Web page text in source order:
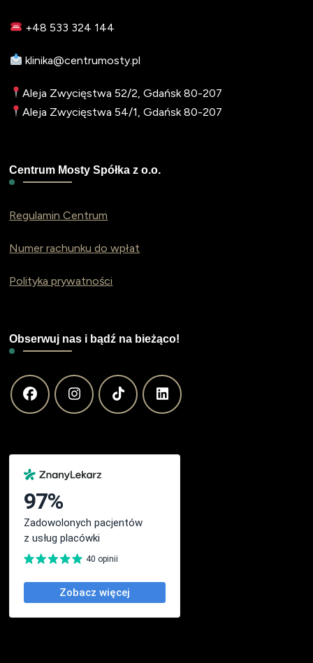
+48 533 324 144
klinika@centrumosty.pl
Aleja Zwycięstwa 52/2, Gdańsk 80-207
Aleja Zwycięstwa 54/1, Gdańsk 80-207
Centrum Mosty Spółka z o.o.
Regulamin Centrum
Numer rachunku do wpłat
Polityka prywatności
Obserwuj nas i bądź na bieżąco!